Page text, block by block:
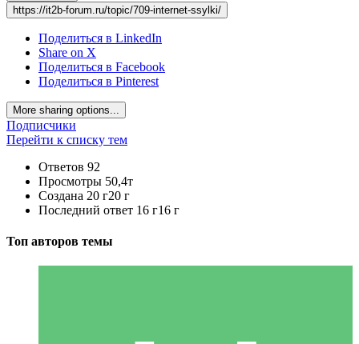
https://it2b-forum.ru/topic/709-internet-ssylki/
Поделиться в LinkedIn
Share on X
Поделиться в Facebook
Поделиться в Pinterest
More sharing options...
Подписчики
Перейти к списку тем
Ответов 92
Просмотры 50,4т
Создана 20 г20 г
Последний ответ 16 г16 г
Топ авторов темы